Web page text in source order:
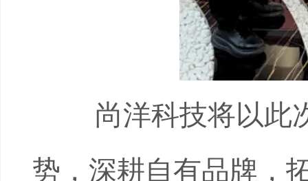
尚洋科技将以此
势，深耕自有品牌，